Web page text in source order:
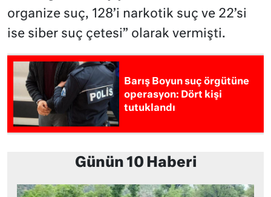
organize suç, 128’i narkotik suç ve 22’si
ise siber suç çetesi” olarak vermişti.
Barış Boyun suç örgütüne
operasyon: Dört kişi
tutuklandı
Günün 10 Haberi